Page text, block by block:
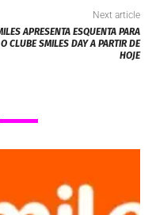
Next article
APRESENTA ESQUENTA PARA
O CLUBE SMILES DAY A PARTIR DE
HOJE